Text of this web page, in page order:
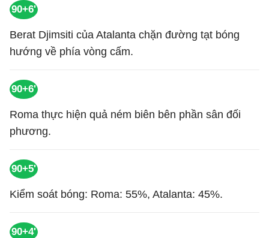
90+6'
Berat Djimsiti của Atalanta chặn đường tạt bóng
hướng về phía vòng cấm.
90+6'
Roma thực hiện quả ném biên bên phần sân đối
phương.
90+5'
Kiểm soát bóng: Roma: 55%, Atalanta: 45%.
90+4'